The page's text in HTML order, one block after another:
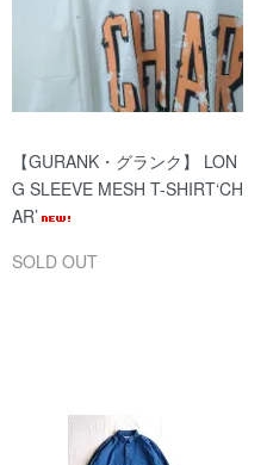
【GURANK・グランク】 LON
G SLEEVE MESH T-SHIRT‘CH
AR’
SOLD OUT